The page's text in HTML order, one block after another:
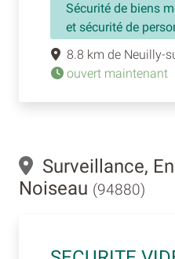
Sécurité de biens
et sécurité de
8.8 km de Neuilly-
ouvert maintenant
Surveillance,
Noiseau (94880)